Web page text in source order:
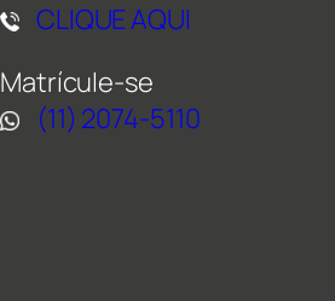
CLIQUE AQUI
Matrícule-se
(11) 2074-5110